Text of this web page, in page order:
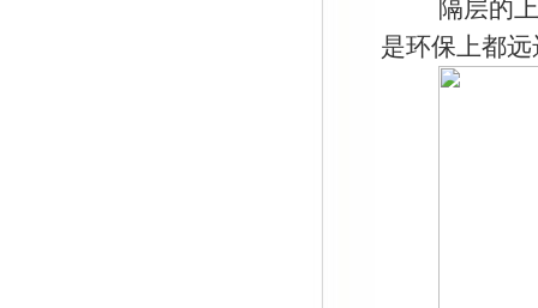
隔层的
是环保上都